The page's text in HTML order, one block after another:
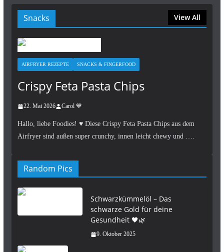
Snacks View All
AIRFRYER REZEPTE SNACKS & FINGERFOOD
Crispy Feta Pasta Chips
22. Mai 2026 Carol 💙
Hallo, liebe Foodies! ♥︎ Diese Crispy Feta Pasta Chips aus dem
Airfryer sind außen super crunchy, innen leicht chewy und ….
Random Pics
Schwarzkümmelöl – Das
schwarze Gold für deine
Gesundheit 🖤🌿
9. Oktober 2025